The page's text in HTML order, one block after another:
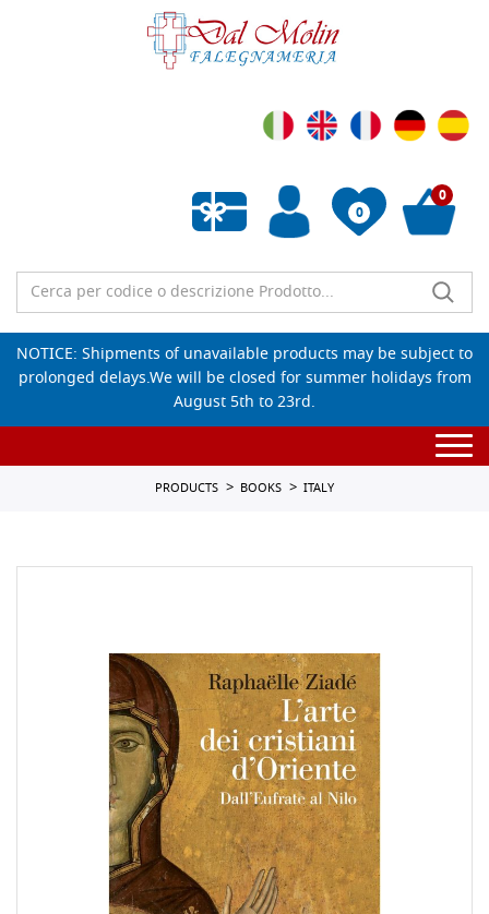
0
Empty wishlist
0
NOTICE: Shipments of unavailable products may be subject to
prolonged delays.We will be closed for summer holidays from
August 5th to 23rd.
PRODUCTS BOOKS ITALY